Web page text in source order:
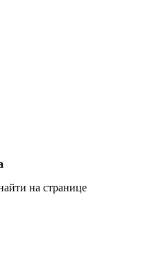
на странице